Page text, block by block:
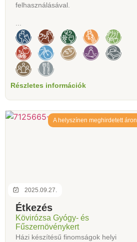
felhasználásával.
...
Részletes információk
2025.09.27.
A helyszínen meghirdetett áron
Étkezés
Kövirózsa Gyógy- és
Fűszernövénykert
Házi készítésű finomságok helyi